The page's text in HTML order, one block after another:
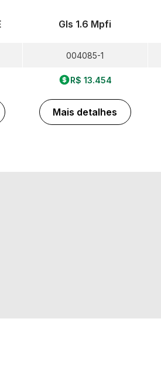
Gls 1.6 Mpfi
004085-1
R$ 13.454
Mais detalhes